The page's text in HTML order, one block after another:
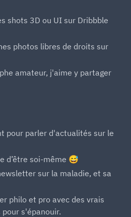
shots 3D ou UI sur Dribbble
photos libres de droits sur
amateur, j'aime y partager
pour parler d'actualités sur le
d’être soi-même 😅
sur la maladie, et sa
philo et pro avec des vrais
s'épanouir.